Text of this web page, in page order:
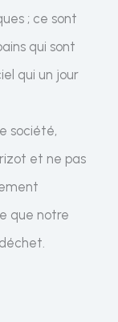
; ce sont
qui sont
qui un jour
société,
et ne pas
que notre